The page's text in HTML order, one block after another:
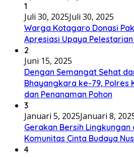
1
Juli 30, 2025Juli 30, 2025
Warga Kotagaro Donasi
Apresiasi Upaya
2
Juni 15, 2025
Dengan Semangat Sehat
Bhayangkara ke-79, Polres
dan Penanaman Pohon
3
Januari 5, 2025Januari 8,
Gerakan Bersih Lingkungan
Komunitas Cinta Budaya
4